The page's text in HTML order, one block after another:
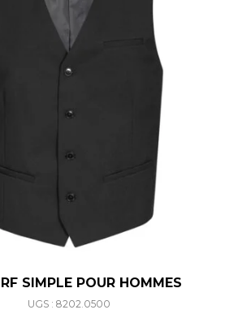
SIMPLE POUR HOMMES
UGS : 8202.0500